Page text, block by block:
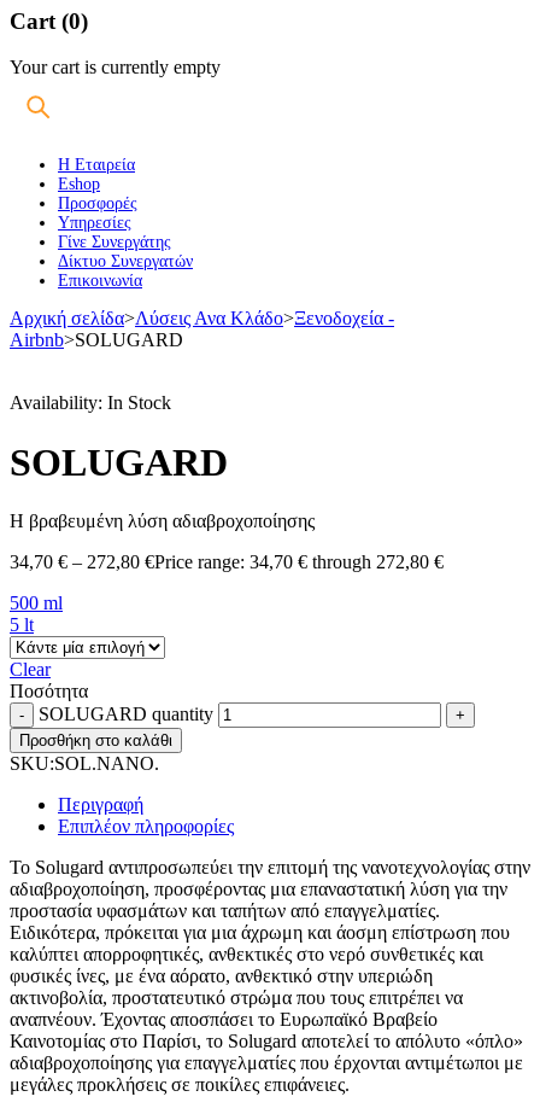
Cart (0)
Your cart is currently empty
Η Εταιρεία
Eshop
Προσφορές
Υπηρεσίες
Γίνε Συνεργάτης
Δίκτυο Συνεργατών
Επικοινωνία
Αρχική σελίδα>Λύσεις Ανα Κλάδο>Ξενοδοχεία -
Airbnb>SOLUGARD
Availability: In Stock
SOLUGARD
Η βραβευμένη λύση αδιαβροχοποίησης
34,70 € – 272,80 €Price range: 34,70 € through 272,80 €
500 ml
5 lt
Clear
Ποσότητα
SOLUGARD quantity
Προσθήκη στο καλάθι
SKU:SOL.NANO.
Περιγραφή
Επιπλέον πληροφορίες
Το Solugard αντιπροσωπεύει την επιτομή της νανοτεχνολογίας στην
αδιαβροχοποίηση, προσφέροντας μια επαναστατική λύση για την
προστασία υφασμάτων και ταπήτων από επαγγελματίες.
Ειδικότερα, πρόκειται για μια άχρωμη και άοσμη επίστρωση που
καλύπτει απορροφητικές, ανθεκτικές στο νερό συνθετικές και
φυσικές ίνες, με ένα αόρατο, ανθεκτικό στην υπεριώδη
ακτινοβολία, προστατευτικό στρώμα που τους επιτρέπει να
αναπνέουν. Έχοντας αποσπάσει το Ευρωπαϊκό Βραβείο
Καινοτομίας στο Παρίσι, το Solugard αποτελεί το απόλυτο «όπλο»
αδιαβροχοποίησης για επαγγελματίες που έρχονται αντιμέτωποι με
μεγάλες προκλήσεις σε ποικίλες επιφάνειες.